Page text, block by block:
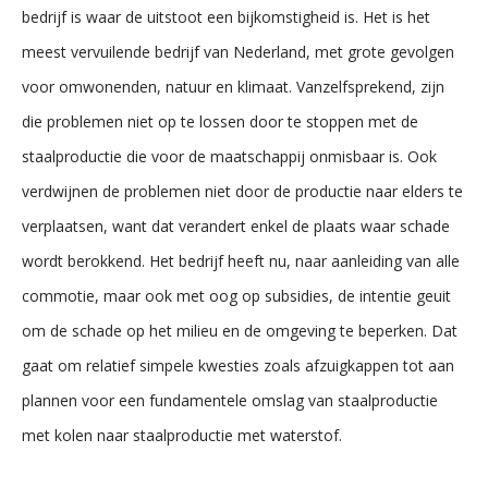
bedrijf is waar de uitstoot een bijkomstigheid is. Het is het
meest vervuilende bedrijf van Nederland, met grote gevolgen
voor omwonenden, natuur en klimaat. Vanzelfsprekend, zijn
die problemen niet op te lossen door te stoppen met de
staalproductie die voor de maatschappij onmisbaar is. Ook
verdwijnen de problemen niet door de productie naar elders te
verplaatsen, want dat verandert enkel de plaats waar schade
wordt berokkend. Het bedrijf heeft nu, naar aanleiding van alle
commotie, maar ook met oog op subsidies, de intentie geuit
om de schade op het milieu en de omgeving te beperken. Dat
gaat om relatief simpele kwesties zoals afzuigkappen tot aan
plannen voor een fundamentele omslag van staalproductie
met kolen naar staalproductie met waterstof.